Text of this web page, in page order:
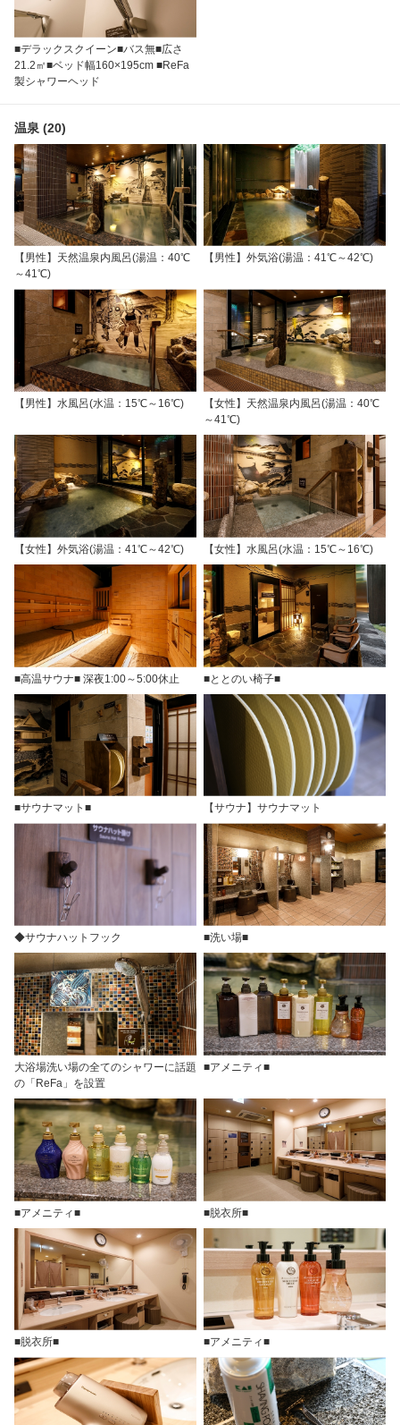
■デラックスクイーン■バス無■広さ
21.2㎡■ベッド幅160×195cm ■ReFa
製シャワーヘッド
温泉 (20)
【男性】天然温泉内風呂(湯温：40℃
～41℃)
【男性】外気浴(湯温：41℃～42℃)
【男性】水風呂(水温：15℃～16℃)
【女性】天然温泉内風呂(湯温：40℃
～41℃)
【女性】外気浴(湯温：41℃～42℃) 【女性】水風呂(水温：15℃～16℃)
■高温サウナ■ 深夜1:00～5:00休止 ■ととのい椅子■
■サウナマット■ 【サウナ】サウナマット
◆サウナハットフック ■洗い場■
大浴場洗い場の全てのシャワーに話題
の「ReFa」を設置
■アメニティ■
■アメニティ■ ■脱衣所■
■脱衣所■ ■アメニティ■